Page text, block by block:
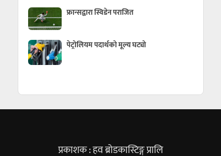
फ्रान्सद्वारा स्विडेन पराजित
पेट्रोलियम पदार्थको मूल्य घट्यो
प्रकाशक : हव ब्रोडकास्टिङ्ग प्रालि